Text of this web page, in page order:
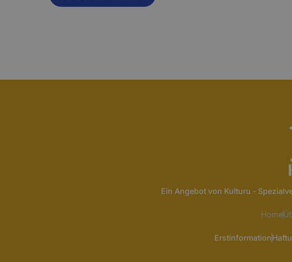
Ein Angebot von Kulturu -
Home
Erstinformation